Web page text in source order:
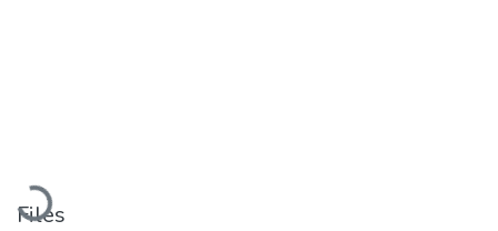
Loading...
Files